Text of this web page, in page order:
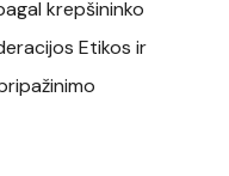
krepšininko
Etikos ir